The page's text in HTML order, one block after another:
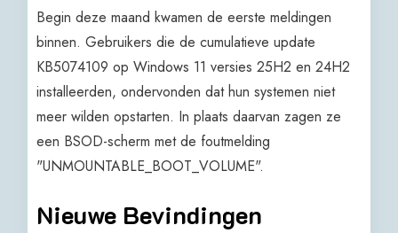
Begin deze maand kwamen de eerste meldingen
binnen. Gebruikers die de cumulatieve update
KB5074109 op Windows 11 versies 25H2 en 24H2
installeerden, ondervonden dat hun systemen niet
meer wilden opstarten. In plaats daarvan zagen ze
een BSOD-scherm met de foutmelding
"UNMOUNTABLE_BOOT_VOLUME".
Nieuwe Bevindingen